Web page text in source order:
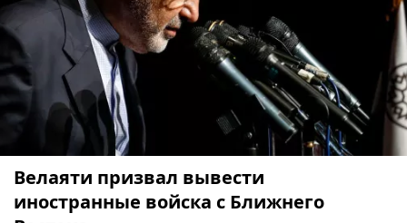
Велаяти призвал вывести
иностранные войска с Ближнего